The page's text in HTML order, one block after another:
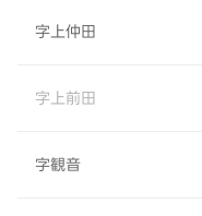
字上仲田
字上前田
字観音